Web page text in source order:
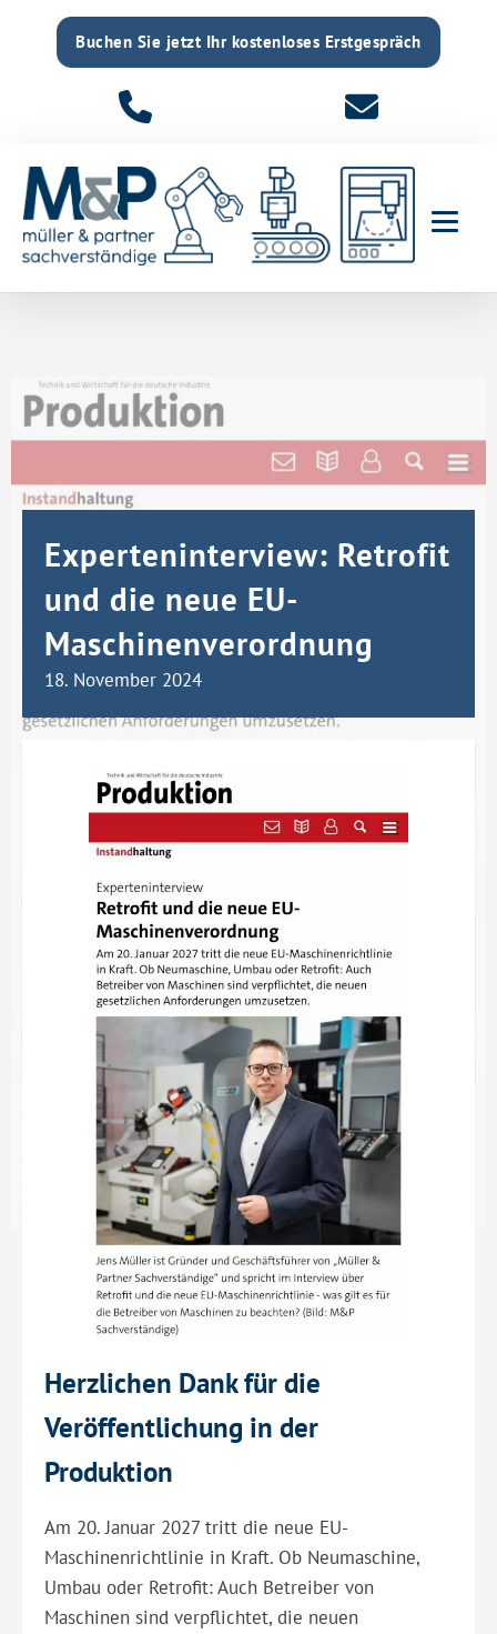
Buchen Sie jetzt Ihr kostenloses Erstgespräch
Experteninterview: Retrofit
und die neue EU-
Maschinenverordnung
18. November 2024
Herzlichen Dank für die
Veröffentlichung in der
Produktion
Am 20. Januar 2027 tritt die neue EU-
Maschinenrichtlinie in Kraft. Ob Neumaschine,
Umbau oder Retrofit: Auch Betreiber von
Maschinen sind verpflichtet, die neuen